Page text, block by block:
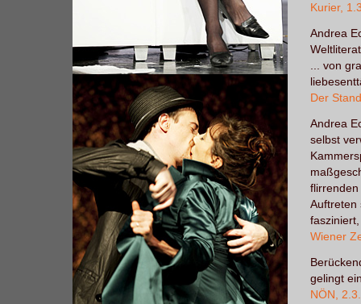
Kurier,
Andrea
... von
Der
Andrea
selbst
Auftreten
Wiener
gelingt
NÖN,